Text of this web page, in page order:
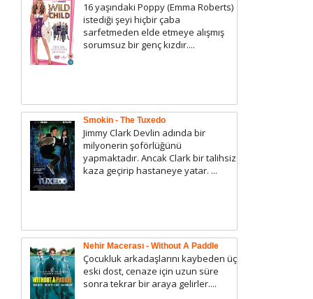
16 yaşındaki Poppy (Emma Roberts)
istediği şeyi hiçbir çaba
sarfetmeden elde etmeye alışmış
sorumsuz bir genç kızdır....
Smokin - The Tuxedo
Jimmy Clark Devlin adında bir
milyonerin şoförlüğünü
yapmaktadır. Ancak Clark bir talihsiz
kaza geçirip hastaneye yatar. ...
Nehir Macerası - Without A Paddle
Çocukluk arkadaşlarını kaybeden üç
eski dost, cenaze için uzun süre
sonra tekrar bir araya gelirler....